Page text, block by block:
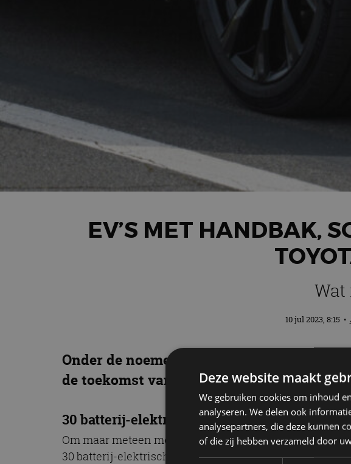
EV’S MET HANDBAK,
Wat
10 jul 2023, 8:15 •
Onder de noemer ‘Let’s Change the
de toekomst van auto’s zullen
30 batterij-elektrische modellen
Om maar meteen met de deur in huis te vallen: Toyota
30 batterij-elektrische modellen, waaronder ook een
Deze website maakt
We gebruiken cookies om inhoud
analyseren. We delen ook
analysepartners, die deze kunnen
of die zij hebben verzameld door